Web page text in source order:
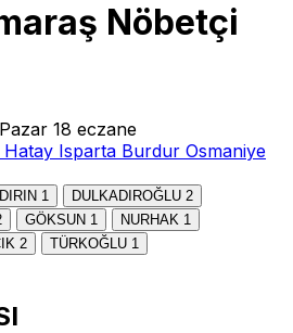
Nöbetçi
18 eczane
Hatay Isparta Burdur Osmaniye
1 DULKADIROĞLU 2
GÖKSUN 1 NURHAK 1
2 TÜRKOĞLU 1